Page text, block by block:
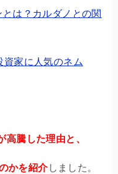
は？カルダノとの関
家に人気のネム
高騰した理由と、
かを紹介しました。